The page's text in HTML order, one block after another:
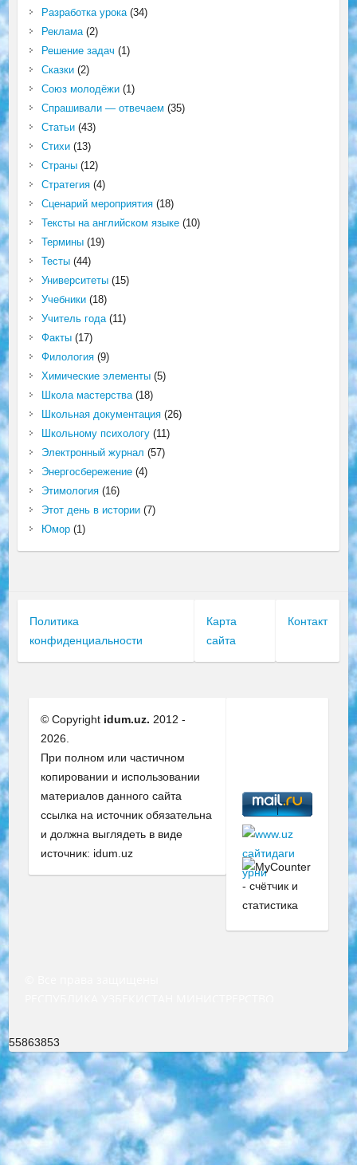
Разработка урока(34)
Реклама(2)
Решение задач (1)
Сказки(2)
Союз молодёжи(1)
Спрашивали — отвечаем (35)
Статьи(43)
Стихи(13)
Страны(12)
Стратегия(4)
Сценарий мероприятия(18)
Тексты на английском языке(10)
Термины(19)
Тесты(44)
Университеты(15)
Учебники(18)
Учитель года(11)
Факты(17)
Филология(9)
Химические элементы(5)
Школа мастерства(18)
Школьная документация(26)
Школьному психологу(11)
Электронный журнал (57)
Энергосбережение(4)
Этимология(16)
Этот день в истории(7)
Юмор(1)
Политика
конфиденциальности
Карта
сайта
Контакт
© Copyright idum.uz. 2012 -
2026.
При полном или частичном
копировании и использовании
материалов данного сайта
ссылка на источник обязательна
и должна выглядеть в виде
источник: idum.uz
55863853